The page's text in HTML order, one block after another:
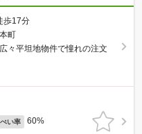
歩17分
町
々平坦地物件で憧れの注文
い率 60%